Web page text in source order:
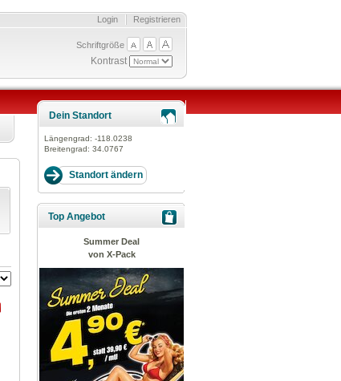
Registrieren
Login
Schriftgröße
Kontrast
Dein Standort
Längengrad: -118.0238
Breitengrad: 34.0767
Top Angebot
Summer Deal
von X-Pack